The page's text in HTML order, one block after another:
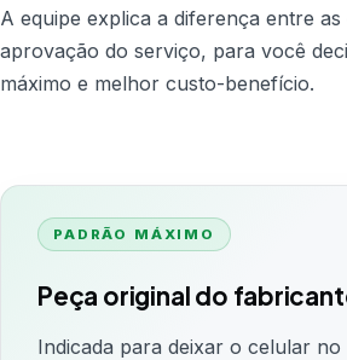
A equipe explica a diferença entre
aprovação do serviço, para você
máximo e melhor custo-benefício.
PADRÃO MÁXIMO
Peça original do
Indicada para deixar o celular no